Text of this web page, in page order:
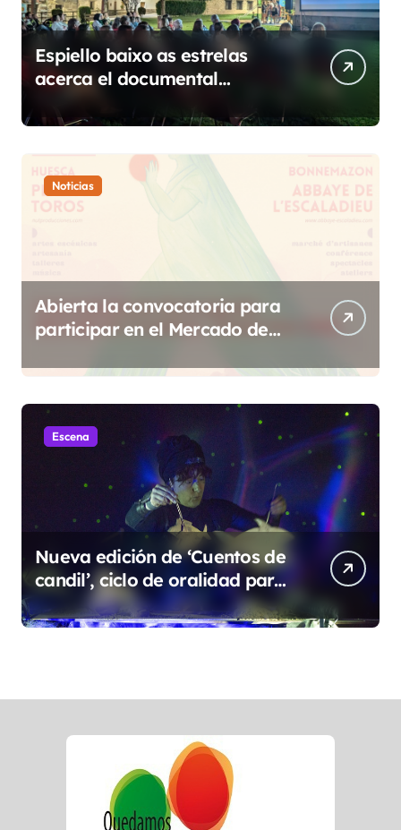
Espiello baixo as estrelas
acerca el documental
etnográfico a 14 localidades
de Sobrarbe
Noticias
Abierta la convocatoria para
participar en el Mercado de
Escena
Nueva edición de ‘Cuentos de
candil’, ciclo de oralidad para
la microrruralidad de la Hoya